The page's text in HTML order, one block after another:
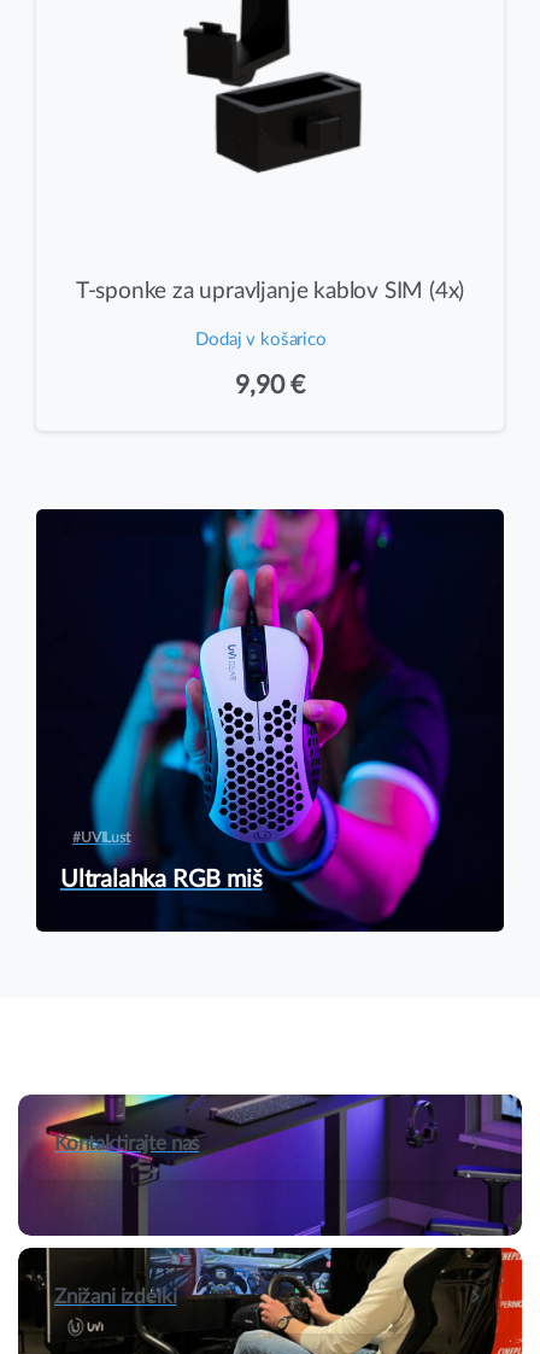
T-sponke za upravljanje kablov SIM (4x)
Dodaj v košarico
9,90€
#UVILust
Ultralahka RGB miš
Kontaktirajte nas
Znižani izdelki